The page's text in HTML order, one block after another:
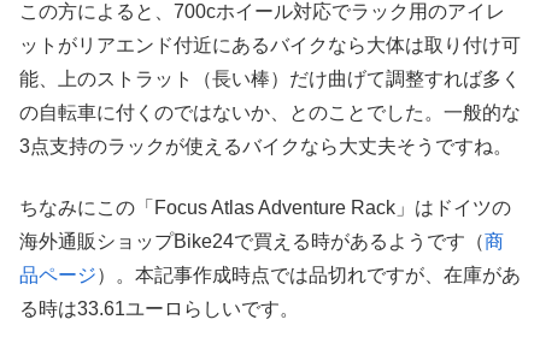
この方によると、700cホイール対応でラック用のアイレ
ットがリアエンド付近にあるバイクなら大体は取り付け可
能、上のストラット（長い棒）だけ曲げて調整すれば多く
の自転車に付くのではないか、とのことでした。一般的な
3点支持のラックが使えるバイクなら大丈夫そうですね。
ちなみにこの「Focus Atlas Adventure Rack」はドイツの
海外通販ショップBike24で買える時があるようです（商
品ページ）。本記事作成時点では品切れですが、在庫があ
る時は33.61ユーロらしいです。